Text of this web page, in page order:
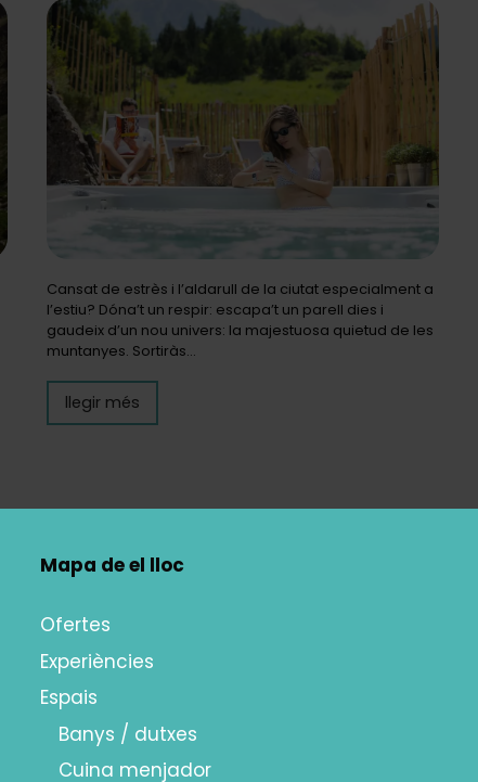
Cansat de estrès i l’aldarull de la ciutat especialment a
l’estiu? Dóna’t un respir: escapa’t un parell dies i
gaudeix d’un nou univers: la majestuosa quietud de les
muntanyes. Sortiràs…
llegir més
Mapa de el lloc
Ofertes
Experiències
Espais
Banys / dutxes
Cuina menjador